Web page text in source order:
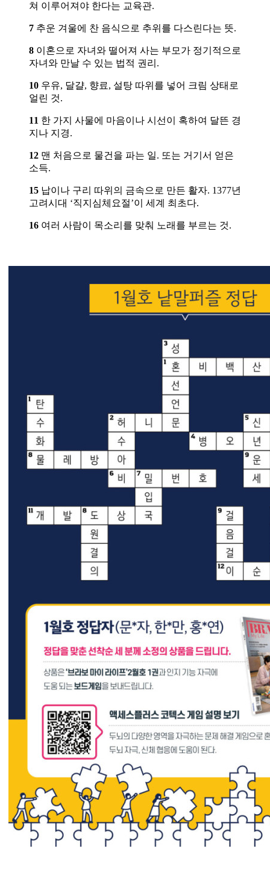
쳐 이루어져야 한다는 교육관.
7 추운 겨울에 찬 음식으로 추위를 다스린다는 뜻.
8 이혼으로 자녀와 떨어져 사는 부모가 정기적으로
자녀와 만날 수 있는 법적 권리.
10 우유, 달걀, 향료, 설탕 따위를 넣어 크림 상태로
얼린 것.
11 한 가지 사물에 마음이나 시선이 혹하여 달뜬 경
지나 지경.
12 맨 처음으로 물건을 파는 일. 또는 거기서 얻은
소득.
15 납이나 구리 따위의 금속으로 만든 활자. 1377년
고려시대 ‘직지심체요절’이 세계 최초다.
16 여러 사람이 목소리를 맞춰 노래를 부르는 것.